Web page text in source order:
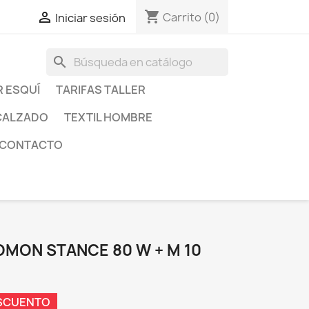
 Iniciar sesión shopping_cart Carrito (0)
search
ESQUÍ
TARIFAS TALLER
TEXTIL HOMBRE
STANCE 80 W + M 10